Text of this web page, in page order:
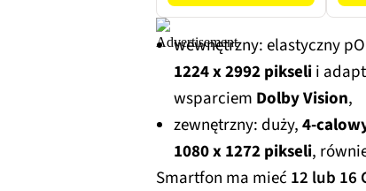
wewnętrzny: elastyczny
1224 x 2992 pikselii
wsparciem Dolby Vision,
zewnętrzny: duży,4-
1080 x 1272 pikseli,
Smartfon ma mieć 12 lub 16